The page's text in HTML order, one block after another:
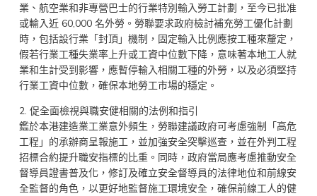
業、航空業和非專營巴士的行業特別輸入勞工計劃，至今已批准
或輸入近 60,000 名外勞。勞聯要求政府檢討補充勞工優化計劃
時，包括設行業「封頂」機制，固定輸入比例應按工種來釐定，
假若行業工種失業率上升或工資中位數下降，意味著本地工人就
業和生計受到影響，應暫停輸入相關工種的外勞，以及必須堅持
行業工資中位數，確保本地勞工市場的穩定。
2. 促全面檢視與職安健相關的法例和指引
鑑於本港建造業工業意外頻生，勞聯建議政府可考慮強制「高危
工程」的承辦商呈報施工，並加強安全突擊巡查，並在外判工程
招標合約提升職安指標的比重。同時，政府當局應考慮推動安全
督導員證書普及化，修訂及確立安全督導員的法律地位和前線安
全監督的角色，以更好地監督施工環境安全，確保前線工人的健